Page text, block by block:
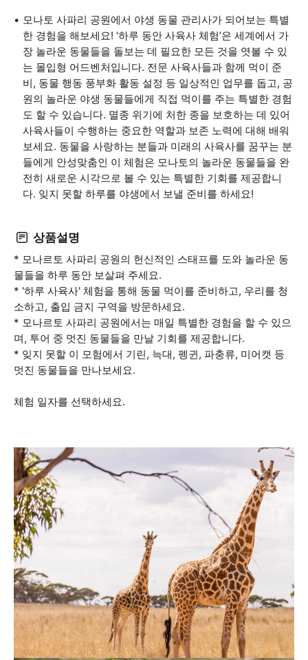
모나토 사파리 공원에서 야생 동물 관리사가 되어보는 특별
한 경험을 해보세요! ‘하루 동안 사육사 체험’은 세계에서 가
장 놀라운 동물들을 돌보는 데 필요한 모든 것을 엿볼 수 있
는 몰입형 어드벤처입니다. 전문 사육사들과 함께 먹이 준
비, 동물 행동 풍부화 활동 설정 등 일상적인 업무를 돕고, 공
원의 놀라운 야생 동물들에게 직접 먹이를 주는 특별한 경험
도 할 수 있습니다. 멸종 위기에 처한 종을 보호하는 데 있어
사육사들이 수행하는 중요한 역할과 보존 노력에 대해 배워
보세요. 동물을 사랑하는 분들과 미래의 사육사를 꿈꾸는 분
들에게 안성맞춤인 이 체험은 모나토의 놀라운 동물들을 완
전히 새로운 시각으로 볼 수 있는 특별한 기회를 제공합니
다. 잊지 못할 하루를 야생에서 보낼 준비를 하세요!
상품설명
* 모나르토 사파리 공원의 헌신적인 스태프를 도와 놀라운 동
물들을 하루 동안 보살펴 주세요.
* '하루 사육사' 체험을 통해 동물 먹이를 준비하고, 우리를 청
소하고, 출입 금지 구역을 방문하세요.
* 모나르토 사파리 공원에서는 매일 특별한 경험을 할 수 있으
며, 투어 중 멋진 동물들을 만날 기회를 제공합니다.
* 잊지 못할 이 모험에서 기린, 늑대, 펭귄, 파충류, 미어캣 등
멋진 동물들을 만나보세요.
체험 일자를 선택하세요.